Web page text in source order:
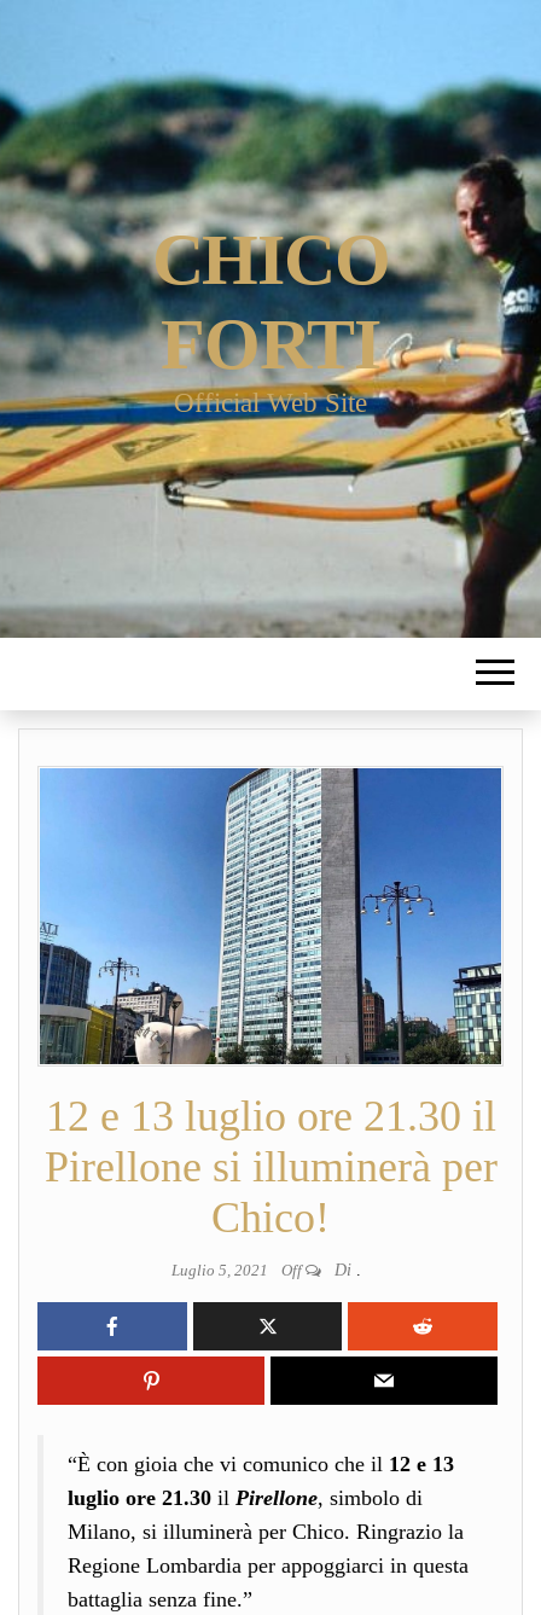
CHICO
FORTI
Official Web Site
12 e 13 luglio ore 21.30 il
Pirellone si illuminerà per
Chico!
Luglio 5, 2021 Off Di
“È con gioia che vi comunico che il 12 e 13
luglio ore 21.30 il Pirellone, simbolo di
Milano, si illuminerà per Chico. Ringrazio la
Regione Lombardia per appoggiarci in questa
battaglia senza fine.”